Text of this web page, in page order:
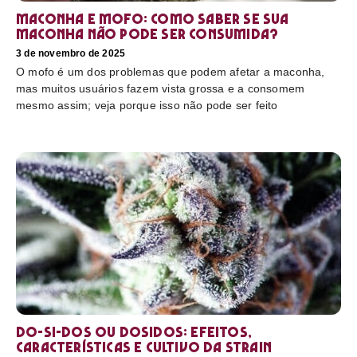
Maconha e mofo: como saber se sua
maconha não pode ser consumida?
3 de novembro de 2025
O mofo é um dos problemas que podem afetar a maconha,
mas muitos usuários fazem vista grossa e a consomem
mesmo assim; veja porque isso não pode ser feito
Do-Si-Dos ou Dosidos: efeitos,
características e cultivo da strain